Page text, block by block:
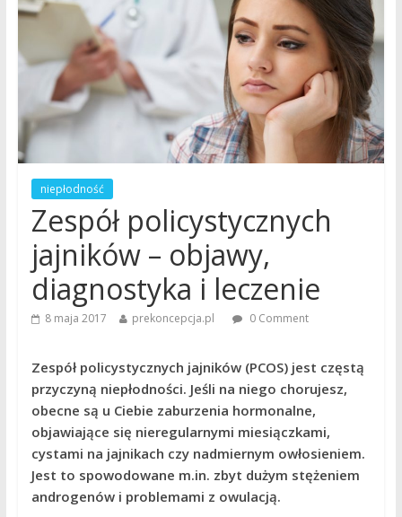
niepłodność
Zespół policystycznych
jajników – objawy,
diagnostyka i leczenie
8 maja 2017 prekoncepcja.pl 0 Comment
Zespół policystycznych jajników (PCOS) jest częstą
przyczyną niepłodności. Jeśli na niego chorujesz,
obecne są u Ciebie zaburzenia hormonalne,
objawiające się nieregularnymi miesiączkami,
cystami na jajnikach czy nadmiernym owłosieniem.
Jest to spowodowane m.in. zbyt dużym stężeniem
androgenów i problemami z owulacją.